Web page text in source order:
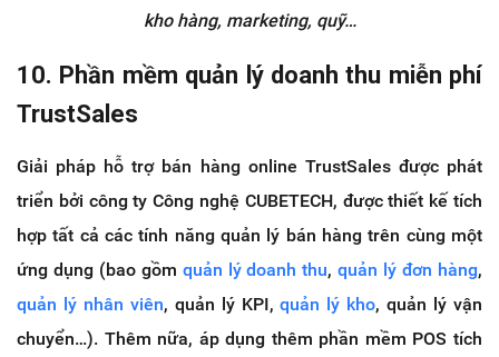
kho hàng, marketing, quỹ…
10. Phần mềm quản lý doanh thu miễn phí
TrustSales
Giải pháp hỗ trợ bán hàng online TrustSales được phát
triển bởi công ty Công nghệ CUBETECH, được thiết kế tích
hợp tất cả các tính năng quản lý bán hàng trên cùng một
ứng dụng (bao gồm quản lý doanh thu,quản lý đơn hàng,
quản lý nhân viên, quản lý KPI,quản lý kho, quản lý vận
chuyển…). Thêm nữa, áp dụng thêm phần mềm POS tích